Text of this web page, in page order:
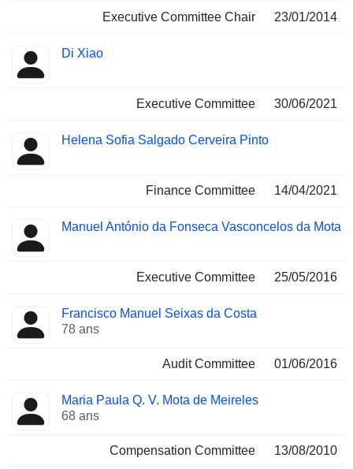
Executive Committee Chair 23/01/2014
Di Xiao
Executive Committee 30/06/2021
Helena Sofia Salgado Cerveira Pinto
Finance Committee 14/04/2021
Manuel António da Fonseca Vasconcelos da Mota
Executive Committee 25/05/2016
Francisco Manuel Seixas da Costa
78 ans
Audit Committee 01/06/2016
Maria Paula Q. V. Mota de Meireles
68 ans
Compensation Committee 13/08/2010